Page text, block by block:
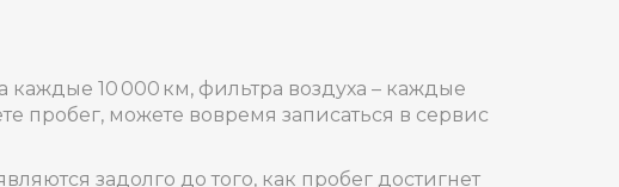
10 000 км, фильтра воздуха – каждые
пробег, можете вовремя записаться в сервис
задолго до того, как пробег достигнет